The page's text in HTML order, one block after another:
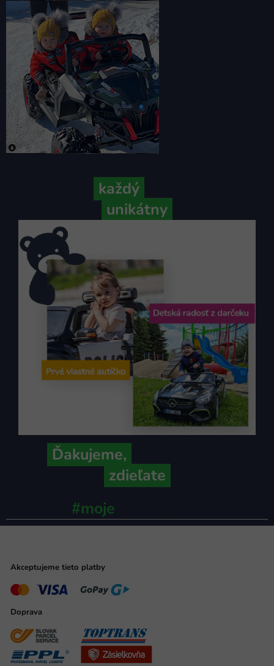
každý
unikátny
Ďakujeme,
zdieľate
#moje
Akceptujeme tieto platby
Doprava